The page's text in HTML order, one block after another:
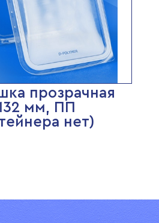
прозрачная
мм, ПП
нет)